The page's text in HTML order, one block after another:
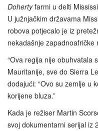
Dohertyfarmi u delti
U južnjačkim državama
robova potjecalo je iz
nekadašnje zapadnoafričke
“Ova regija nije obuhvatala
Mauritanije, sve do Sierra
dodajući: “Ovo su zemlje u
korijene bluza.”
Kada je režiser Martin
svoj dokumentarni serijal iz